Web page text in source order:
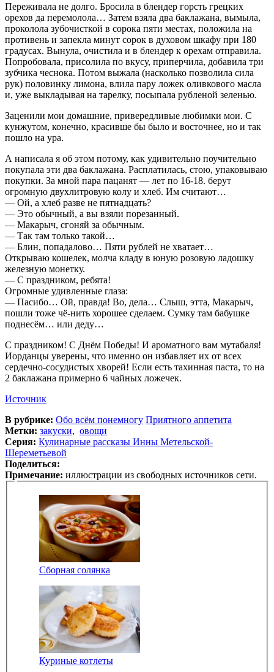
Переживала не долго. Бросила в блендер горсть грецких
орехов да перемолола… Затем взяла два баклажана, вымыла,
проколола зубочисткой в сорока пяти местах, положила на
противень и запекла минут сорок в духовом шкафу при 180
градусах. Вынула, очистила и в блендер к орехам отправила.
Попробовала, присолила по вкусу, приперчила, добавила три
зубчика чеснока. Потом выжала (насколько позволила сила
рук) половинку лимона, влила пару ложек оливкового масла
и, уже выкладывая на тарелку, посыпала рубленой зеленью.
Заценили мои домашние, привередливые любимки мои. С
кунжутом, конечно, красивше бы было и восточнее, но и так
пошло на ура.
А написала я об этом потому, как удивительно поучительно
покупала эти два баклажана. Расплатилась, стою, упаковываю
покупки. За мной пара пацанят — лет по 16-18. берут
огромную двухлитровую колу и хлеб. Им считают…
— Ой, а хлеб разве не пятнадцать?
— Это обычный, а вы взяли порезанный.
— Макарыч, сгоняй за обычным.
— Так там только такой…
— Блин, попадалово… Пяти рублей не хватает…
Открываю кошелек, молча кладу в юную розовую ладошку
железную монетку.
— С праздником, ребята!
Огромные удивленные глаза:
— Пасибо… Ой, правда! Во, дела… Слыш, этта, Макарыч,
пошли тоже чё-нить хорошее сделаем. Сумку там бабушке
поднесём… или деду…
С праздником! С Днём Победы! И ароматного вам мутабаля!
Иорданцы уверены, что именно он избавляет их от всех
сердечно-сосудистых хворей! Если есть тахинная паста, то на
2 баклажана примерно 6 чайных ложечек.
Источник
В рубрике: Обо всём понемногу Приятного аппетита
Метки: закуски, овощи
Серия: Кулинарные рассказы Инны Метельской-
Шереметьевой
Поделиться:
Примечание: иллюстрации из свободных источников сети.
Сборная солянка
Куриные котлеты